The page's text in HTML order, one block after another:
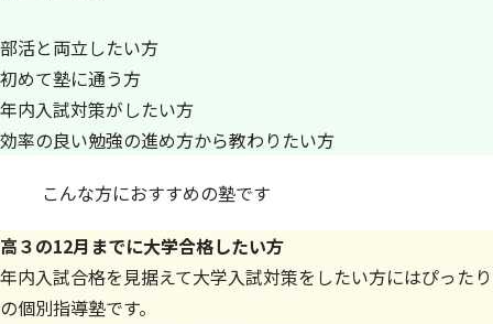
部活と両立したい方
初めて塾に通う方
年内入試対策がしたい方
効率の良い勉強の進め方から教わりたい方
こんな方におすすめの塾です
高３の12月までに大学合格したい方
年内入試合格を見据えて大学入試対策をしたい方にはぴったり
の個別指導塾です。